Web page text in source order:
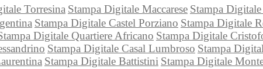
Torresina Stampa Digitale Maccarese Stampa
Stampa Digitale Castel Porziano Stampa Digitale
Digitale Quartiere Africano Stampa Digitale
Stampa Digitale Casal Lumbroso Stampa
Stampa Digitale Battistini Stampa Digitale